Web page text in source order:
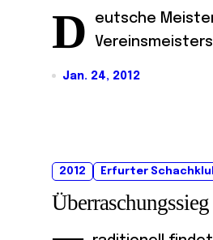
D
eutsche
Jan. 24, 2012
2012 Erfurter